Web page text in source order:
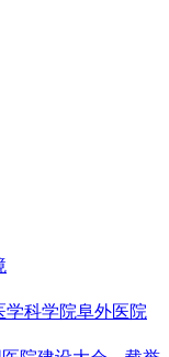
学科学院阜外医院